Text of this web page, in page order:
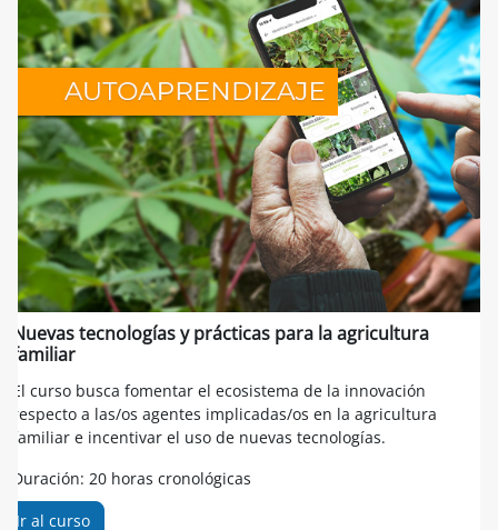
Nuevas tecnologías y prácticas para la agricultura
familiar
El curso busca fomentar el ecosistema de la innovación
respecto a las/os agentes implicadas/os en la agricultura
familiar e incentivar el uso de nuevas tecnologías.
Duración: 20 horas cronológicas
Ir al curso